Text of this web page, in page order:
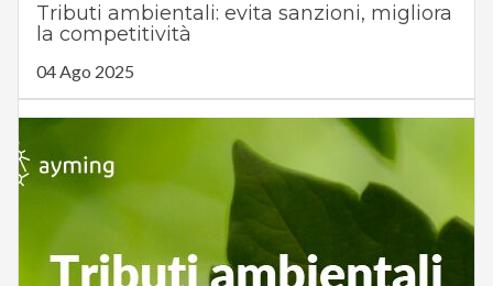
Tributi ambientali: evita sanzioni, migliora
la competitività
04 Ago 2025